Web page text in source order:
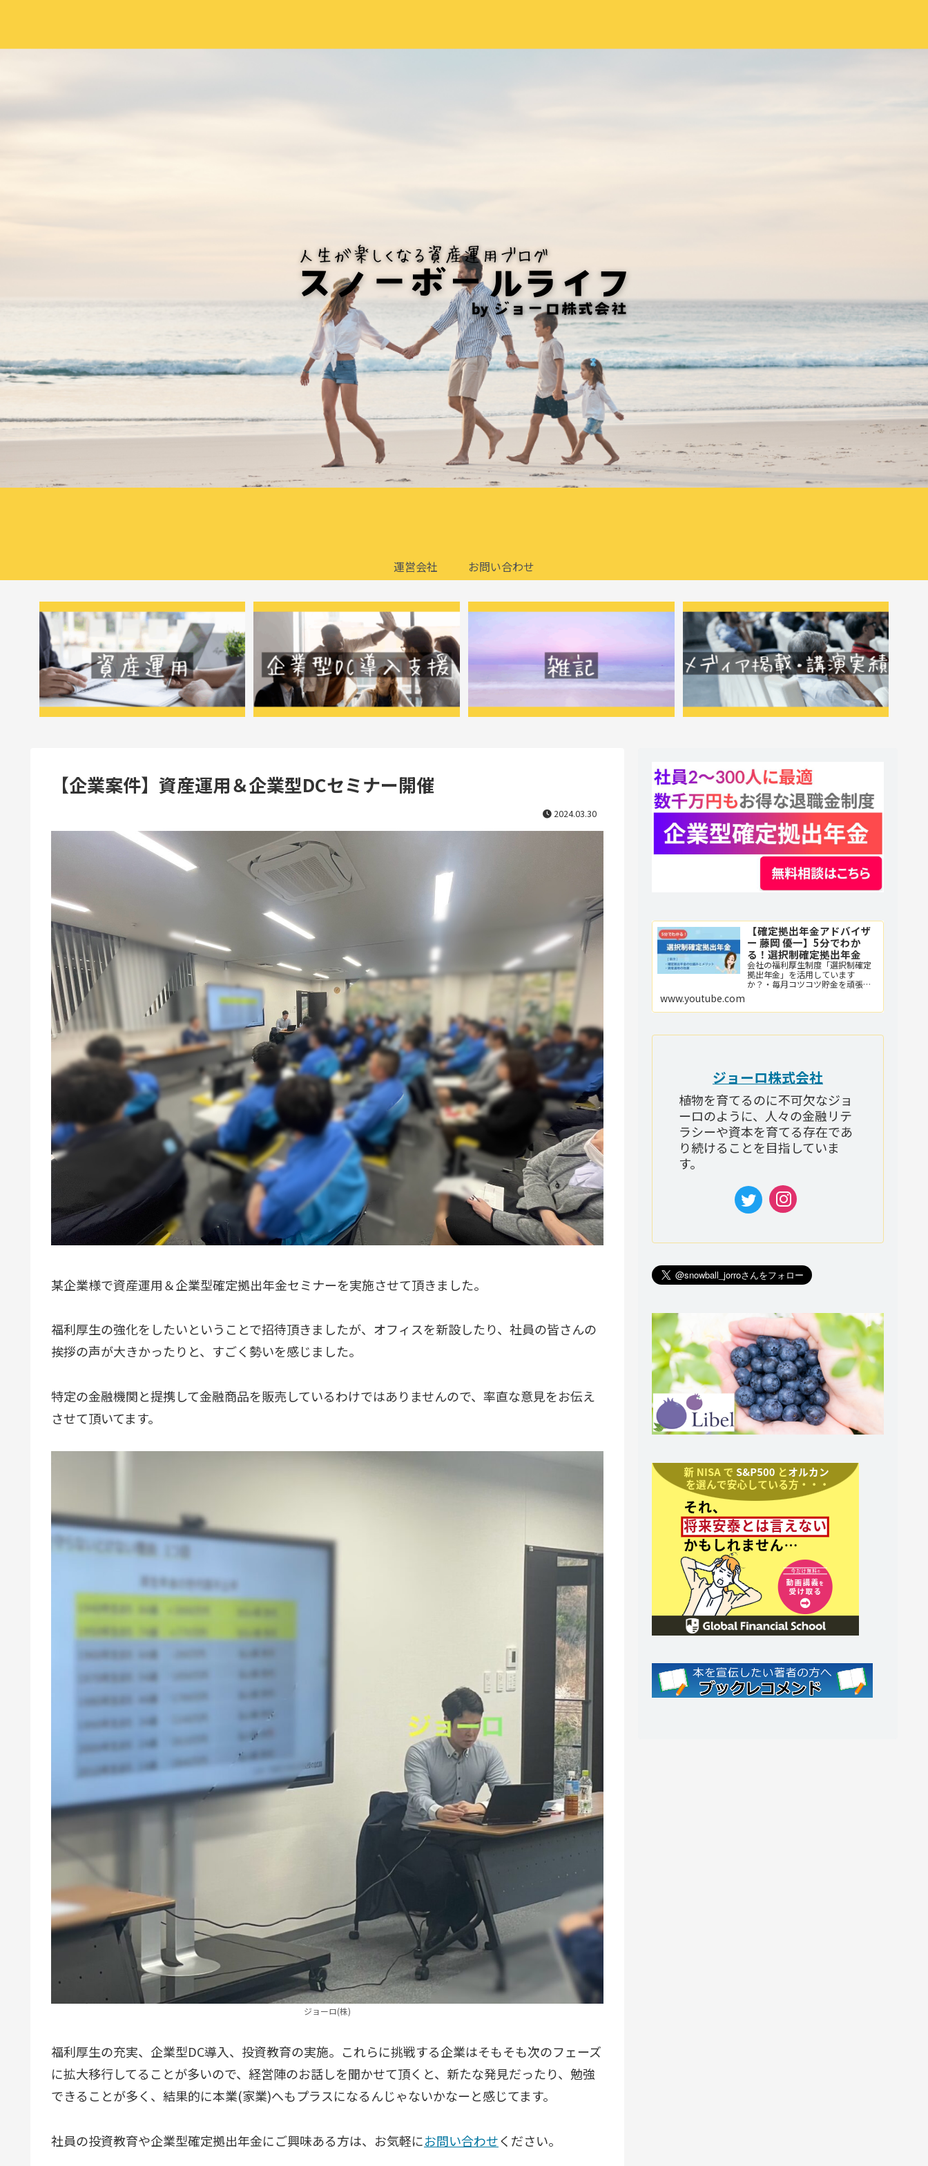
運営会社 お問い合わせ
【企業案件】資産運用＆企業型DCセミナー開催
2024.03.30
某企業様で資産運用＆企業型確定拠出年金セミナーを実施させて頂きました。
福利厚生の強化をしたいということで招待頂きましたが、オフィスを新設したり、社員の皆さんの
挨拶の声が大きかったりと、すごく勢いを感じました。
特定の金融機関と提携して金融商品を販売しているわけではありませんので、率直な意見をお伝え
させて頂いてます。
ジョーロ(株)
福利厚生の充実、企業型DC導入、投資教育の実施。これらに挑戦する企業はそもそも次のフェーズ
に拡大移行してることが多いので、経営陣のお話しを聞かせて頂くと、新たな発見だったり、勉強
できることが多く、結果的に本業(家業)へもプラスになるんじゃないかなーと感じてます。
社員の投資教育や企業型確定拠出年金にご興味ある方は、お気軽にお問い合わせください。
【確定拠出年金アドバイザ
ー 藤岡 優一】5分でわか
る！選択制確定拠出年金
会社の福利厚生制度「選択制確定
拠出年金」を活用しています
か？・毎月コツコツ貯金を頑張っ
老後資金を積み立てている！・や
っていない・・・というあなた
www.youtube.com
ジョーロ株式会社
植物を育てるのに不可欠なジョ
ーロのように、人々の金融リテ
ラシーや資本を育てる存在であ
り続けることを目指していま
す。